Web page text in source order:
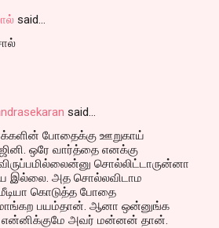
said…
said…
போதைக்கு ஊறுகாய்
ஒரே வார்த்தை எனக்கு
சொல்லிட்டாருன்னா
இல்லை. அத சொல்லவிடாம
மீடியா கொடுத்த போதை
பயம்தான். ஆனா ஒன்னுங்க
என்னிக்குமே அவர் மன்னன் தான்.